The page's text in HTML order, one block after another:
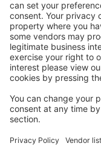
Copyright © eSky.hu